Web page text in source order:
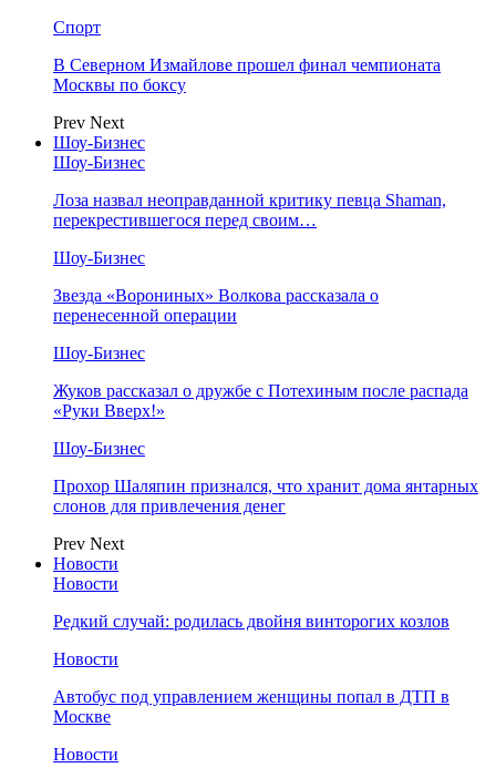
Спорт
В Северном Измайлове прошел финал чемпионата
Москвы по боксу
Prev Next
Шоу-Бизнес
Шоу-Бизнес
Лоза назвал неоправданной критику певца Shaman,
перекрестившегося перед своим…
Шоу-Бизнес
Звезда «Ворониных» Волкова рассказала о
перенесенной операции
Шоу-Бизнес
Жуков рассказал о дружбе с Потехиным после распада
«Руки Вверх!»
Шоу-Бизнес
Прохор Шаляпин признался, что хранит дома янтарных
слонов для привлечения денег
Prev Next
Новости
Новости
Редкий случай: родилась двойня винторогих козлов
Новости
Автобус под управлением женщины попал в ДТП в
Москве
Новости